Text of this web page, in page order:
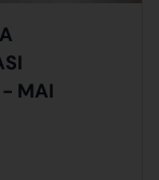
- MAI